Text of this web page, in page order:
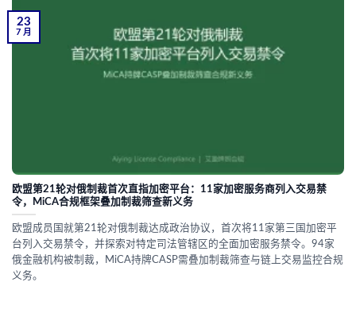
欧盟第21轮对俄制裁首次直指加密平台：11家加密服务商列入交易禁
令，MiCA合规框架叠加制裁筛查新义务
欧盟成员国就第21轮对俄制裁达成政治协议，首次将11家第三国加密平
台列入交易禁令，并探索对特定司法管辖区的全面加密服务禁令。94家
俄金融机构被制裁，MiCA持牌CASP需叠加制裁筛查与链上交易监控合规
义务。
23
7 月